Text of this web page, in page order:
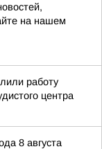
на нашем
работу
центра
8 августа